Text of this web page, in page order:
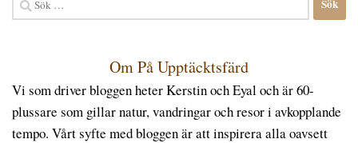
efter:
Om På Upptäcktsfärd
Vi som driver bloggen heter Kerstin och Eyal och är 60-
plussare som gillar natur, vandringar och resor i avkopplande
tempo. Vårt syfte med bloggen är att inspirera alla oavsett